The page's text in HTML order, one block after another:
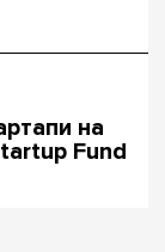
на
Fund